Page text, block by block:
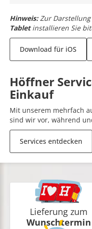
Hinweis: Zur
Tabletinstallieren Sie
Download für iOS
Höffner
Einkauf
Mit unserem mehrfach
sind wir vor, während
Services entdecken
Lieferung zum
Wunschtermin